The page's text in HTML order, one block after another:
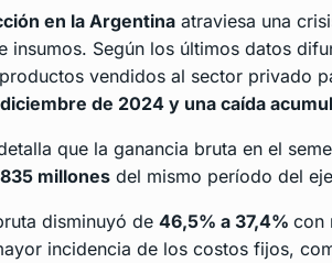
en la Argentina atraviesa una
insumos. Según los últimos datos
vendidos al sector privado
de 2024 y una caída
que la ganancia bruta en el
millones del mismo período del
disminuyó de 46,5% a 37,4% con
incidencia de los costos fijos,